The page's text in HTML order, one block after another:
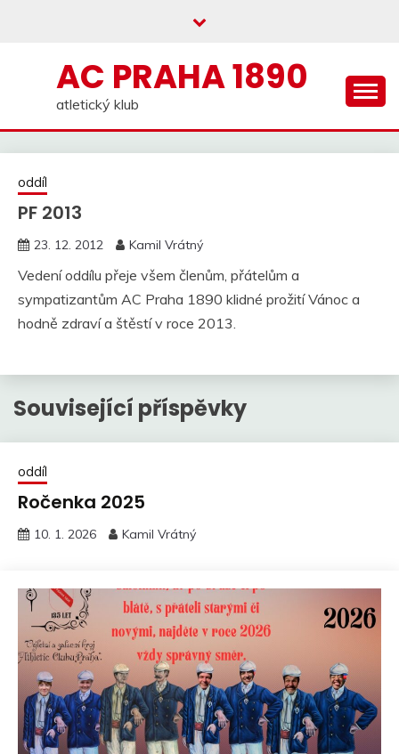
AC PRAHA 1890
atletický klub
oddíl
PF 2013
23. 12. 2012 Kamil Vrátný
Vedení oddílu přeje všem členům, přátelům a
sympatizantům AC Praha 1890 klidné prožití Vánoc a
hodně zdraví a štěstí v roce 2013.
Související příspěvky
oddíl
Ročenka 2025
10. 1. 2026 Kamil Vrátný